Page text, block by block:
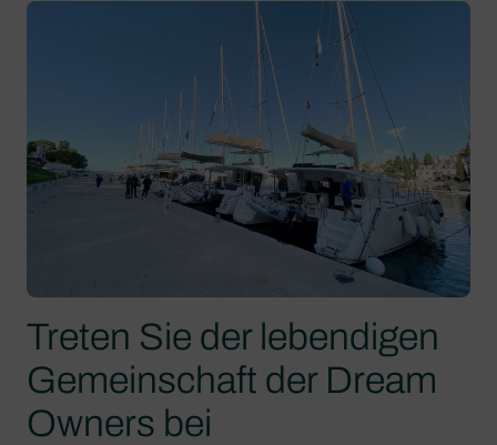
Treten Sie der lebendigen
Gemeinschaft der Dream
Owners bei